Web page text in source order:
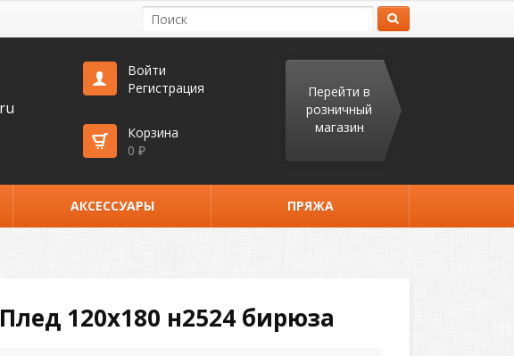
Войти
Регистрация
Корзина
0 ₽
Перейти в
розничный
магазин
АКСЕССУАРЫ ПРЯЖА
120х180 н2524 бирюза